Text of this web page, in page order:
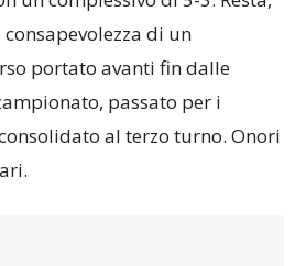
un complessivo di 5-3. Resta,
di un
portato avanti fin dalle
passato per i
al terzo turno. Onori